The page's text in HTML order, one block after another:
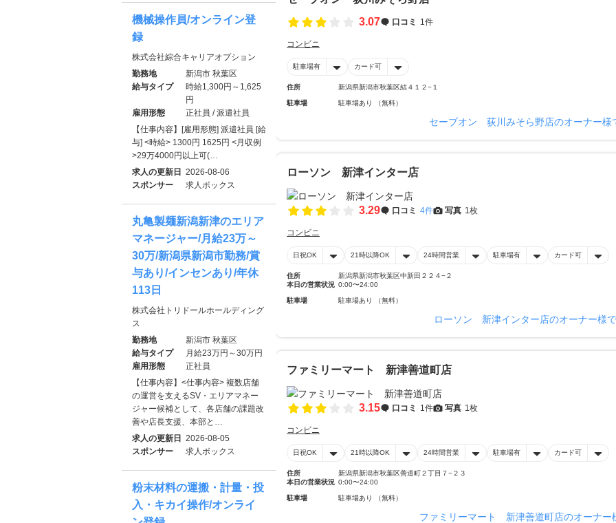
3.07
口コミ 1件
コンビニ
駐車場有 カード可
住所 新潟県新潟市秋葉区結４１２−１
駐車場 駐車場あり （無料）
セーブオン 荻川みそら野店のオーナー様
ローソン 新津インター店
3.29 口コミ 4件 写真 1枚
コンビニ
日祝OK 21時以降OK 24時間営業 駐車場有 カード可
住所
新潟県新潟市秋葉区中新田２２４−２
本日の営業状況 0:00〜24:00
駐車場 駐車場あり （無料）
ローソン 新津インター店のオーナー様
ファミリーマート 新津善道町店
3.15 口コミ 1件 写真 1枚
コンビニ
日祝OK 21時以降OK 24時間営業 駐車場有 カード可
住所
新潟県新潟市秋葉区善道町２丁目７−２３
本日の営業状況 0:00〜24:00
駐車場 駐車場あり （無料）
ファミリーマート 新津善道町店のオーナー
機械操作員/オンライン登
録
株式会社綜合キャリアオプション
勤務地
新潟市 秋葉区
給与タイプ
時給1,300円～1,625
円
雇用形態
正社員 / 派遣社員
【仕事内容】[雇用形態] 派遣社員 [給
与] <時給> 1300円 1625円 <月収例
>29万4000円以上可(…
求人の更新日 2026-08-06
スポンサー
求人ボックス
丸亀製麺新潟新津のエリア
マネージャー/月給23万～
30万/新潟県新潟市勤務/賞
与あり/インセンあり/年休
113日
株式会社トリドールホールディング
ス
勤務地
新潟市 秋葉区
給与タイプ
月給23万円～30万円
雇用形態
正社員
【仕事内容】<仕事内容> 複数店舗
の運営を支えるSV・エリアマネー
ジャー候補として、各店舗の課題改
善や店長支援、本部と…
求人の更新日 2026-08-05
スポンサー
求人ボックス
粉末材料の運搬・計量・投
入・キカイ操作/オンライ